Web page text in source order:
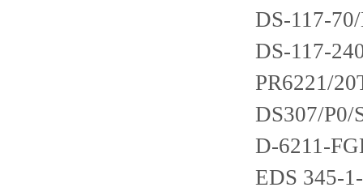
DS-117-
DS-117-
PR6221/
DS307/P0/
D-6211-
EDS 345-